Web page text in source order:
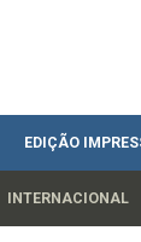
EDIÇÃO
INTERNACIONAL